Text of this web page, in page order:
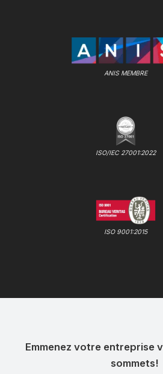
ANIS MEMBRE
ISO/IEC 27001:2022
ISO 9001:2015
Emmenez votre entreprise
sommets!